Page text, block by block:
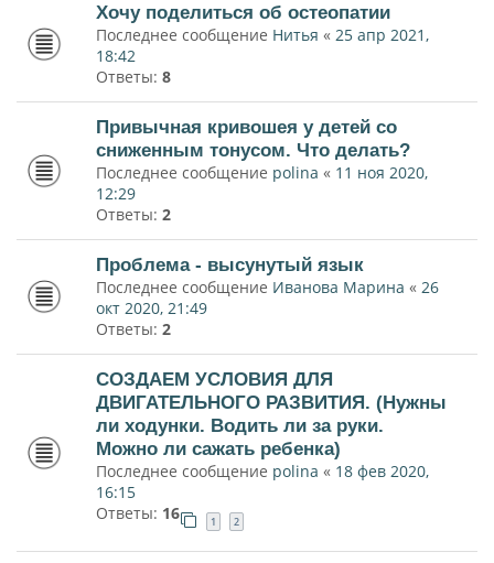
Хочу поделиться об остеопатии
Последнее сообщение Нитья « 25 апр 2021,
18:42
Ответы: 8
Привычная кривошея у детей со
сниженным тонусом. Что делать?
Последнее сообщение polina « 11 ноя 2020,
12:29
Ответы: 2
Проблема - высунутый язык
Последнее сообщение Иванова Марина « 26
окт 2020, 21:49
Ответы: 2
СОЗДАЕМ УСЛОВИЯ ДЛЯ
ДВИГАТЕЛЬНОГО РАЗВИТИЯ. (Нужны
ли ходунки. Водить ли за руки.
Можно ли сажать ребенка)
Последнее сообщение polina « 18 фев 2020,
16:15
Ответы: 16 1 2